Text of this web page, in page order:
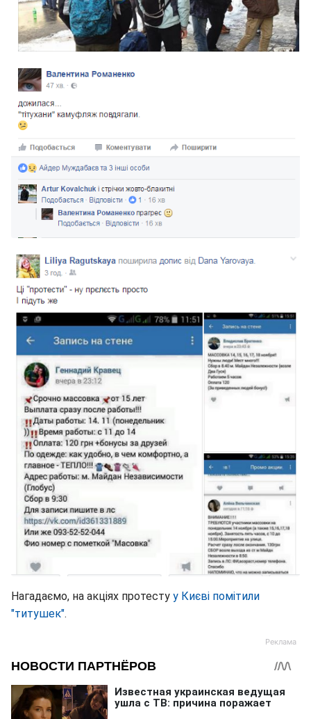
Нагадаємо, на акціях протесту у Києві помітили
"титушек".